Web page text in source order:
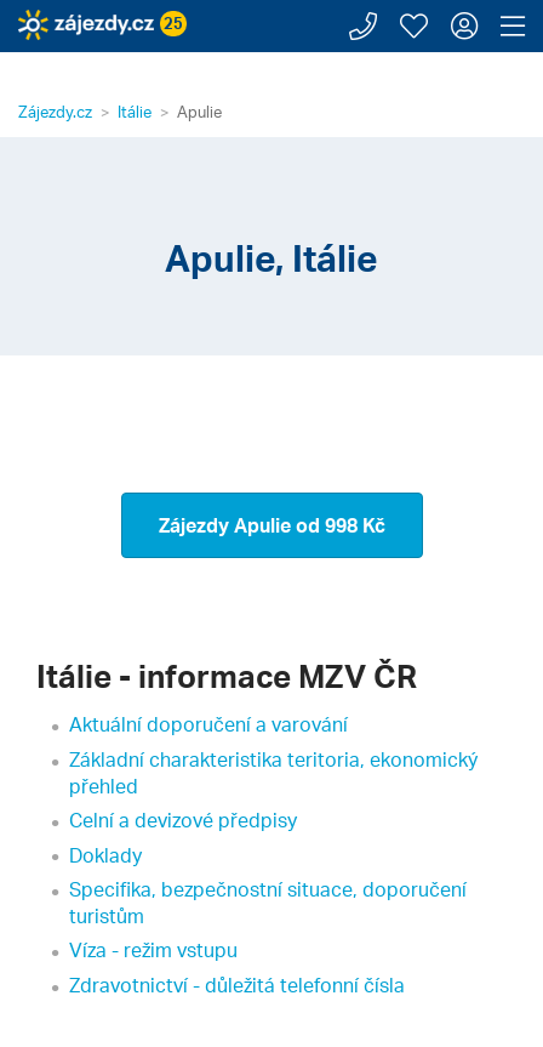
25 Zavolejte
Moje
Zájezdy.cz Itálie Apulie
Apulie, Itálie
Zájezdy Apulie od 998 Kč
Itálie - informace MZV ČR
Aktuální doporučení a varování
Základní charakteristika teritoria, ekonomický
přehled
Celní a devizové předpisy
Doklady
Specifika, bezpečnostní situace, doporučení
turistům
Víza - režim vstupu
Zdravotnictví - důležitá telefonní čísla